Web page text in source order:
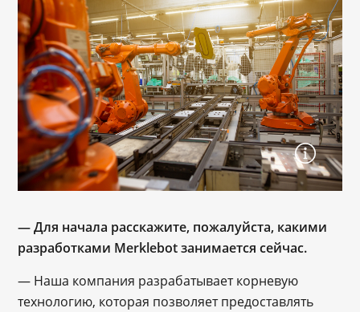
— Для начала расскажите, пожалуйста, какими
разработками Merklebot занимается сейчас.
— Наша компания разрабатывает корневую
технологию, которая позволяет предоставлять